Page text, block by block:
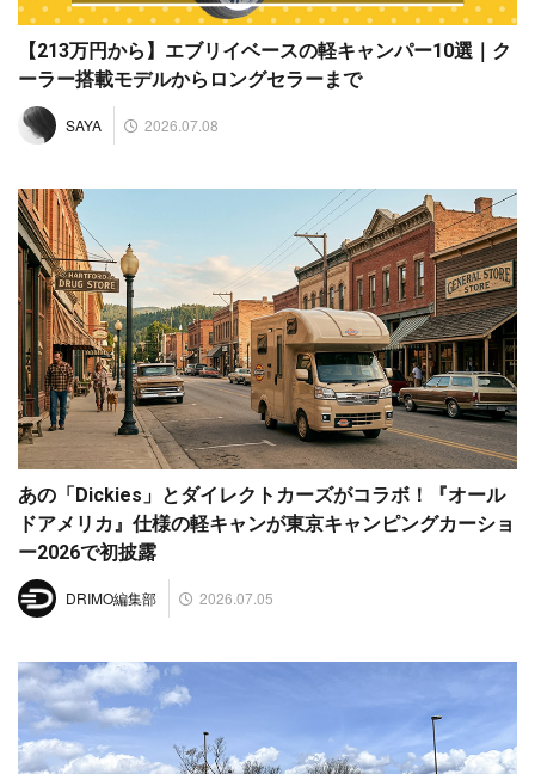
【213万円から】エブリイベースの軽キャンパー10選｜ク
ーラー搭載モデルからロングセラーまで
SAYA 2026.07.08
あの「Dickies」とダイレクトカーズがコラボ！『オール
ドアメリカ』仕様の軽キャンが東京キャンピングカーショ
ー2026で初披露
DRIMO編集部 2026.07.05